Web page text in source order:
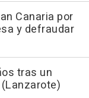
Canaria por
y defraudar
tras un